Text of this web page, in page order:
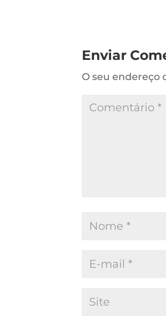
Enviar
O seu endereço